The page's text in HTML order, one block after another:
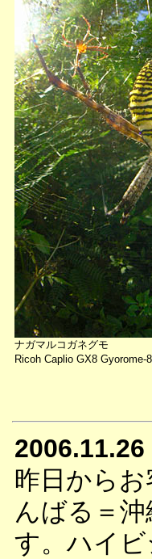
ナガマルコガネグモ
Ricoh Caplio GX8 Gyorome-
2006.11.26
昨日から
んばる＝
す。ハイ